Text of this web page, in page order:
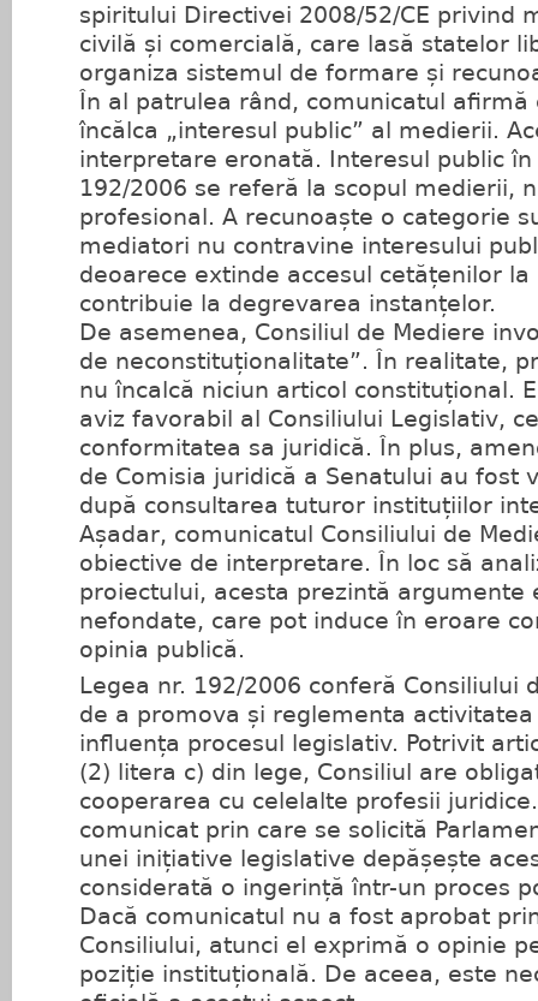
spiritului Directivei 2008/52/CE privind
civilă și comercială, care lasă statelor
organiza sistemul de formare și
În al patrulea rând, comunicatul afirmă
încălca „interesul public” al medierii.
interpretare eronată. Interesul public în
192/2006 se referă la scopul medierii,
profesional. A recunoaște o categorie
mediatori nu contravine interesului
deoarece extinde accesul cetățenilor
contribuie la degrevarea instanțelor.
De asemenea, Consiliul de Mediere
de neconstituționalitate”. În realitate,
nu încalcă niciun articol constituțional.
aviz favorabil al Consiliului Legislativ,
conformitatea sa juridică. În plus,
de Comisia juridică a Senatului au fost
după consultarea tuturor instituțiilor
Așadar, comunicatul Consiliului de
obiective de interpretare. În loc să
proiectului, acesta prezintă argumente
nefondate, care pot induce în eroare
opinia publică.
Legea nr. 192/2006 conferă Consiliului
de a promova și reglementa
influența procesul legislativ. Potrivit
(2) litera c) din lege, Consiliul are
cooperarea cu celelalte profesii
comunicat prin care se solicită
unei inițiative legislative depășește
considerată o ingerință într-un proces
Dacă comunicatul nu a fost aprobat
Consiliului, atunci el exprimă o opinie
poziție instituțională. De aceea, este